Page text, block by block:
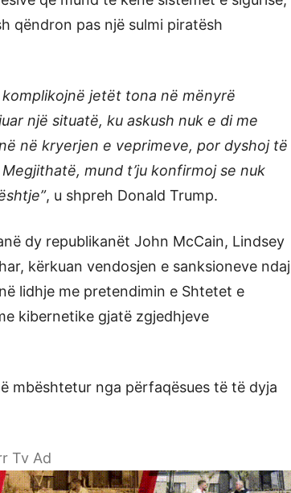
qëndron pas një sulmi piratësh
jetët tona në mënyrë
një situatë, ku askush nuk e di me
në kryerjen e veprimeve, por dyshoj të
mund t’ju konfirmoj se nuk
, u shpreh Donald Trump.
dy republikanët John McCain, Lindsey
kërkuan vendosjen e sanksioneve ndaj
lidhje me pretendimin e Shtetet e
kibernetike gjatë zgjedhjeve
mbështetur nga përfaqësues të të dyja
Tv Ad